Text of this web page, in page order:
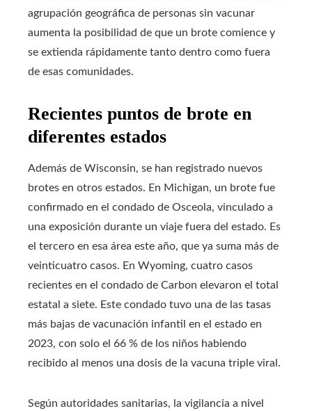
agrupación geográfica de personas sin vacunar
aumenta la posibilidad de que un brote comience y
se extienda rápidamente tanto dentro como fuera
de esas comunidades.
Recientes puntos de brote en
diferentes estados
Además de Wisconsin, se han registrado nuevos
brotes en otros estados. En Michigan, un brote fue
confirmado en el condado de Osceola, vinculado a
una exposición durante un viaje fuera del estado. Es
el tercero en esa área este año, que ya suma más de
veinticuatro casos. En Wyoming, cuatro casos
recientes en el condado de Carbon elevaron el total
estatal a siete. Este condado tuvo una de las tasas
más bajas de vacunación infantil en el estado en
2023, con solo el 66 % de los niños habiendo
recibido al menos una dosis de la vacuna triple viral.
Según autoridades sanitarias, la vigilancia a nivel